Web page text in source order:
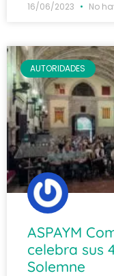
16/06/2023 No
AUTORIDADES
ASPAYM
celebra sus
Solemne